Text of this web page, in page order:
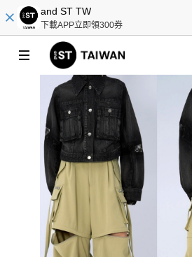
and ST TW
下載APP立即領300券